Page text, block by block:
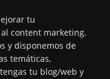
tu
content marketing.
y disponemos de
temáticas,
tu blog/web y